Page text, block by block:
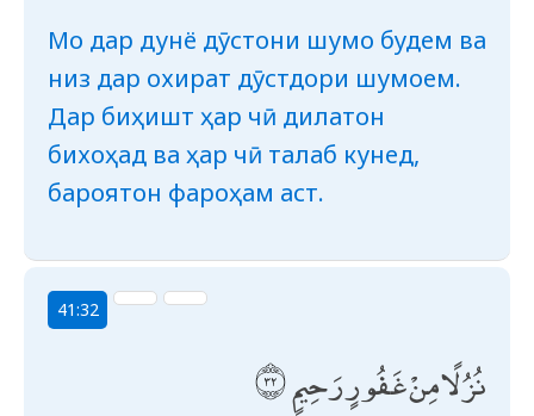
Мо дар дунё дӯстони шумо будем ва
низ дар охират дӯстдори шумоем.
Дар биҳишт ҳар чӣ дилатон
бихоҳад ва ҳар чӣ талаб кунед,
бароятон фароҳам аст.
41:32
نُزُلًا مِنْ غَفُورٍ رَحِيمٍ